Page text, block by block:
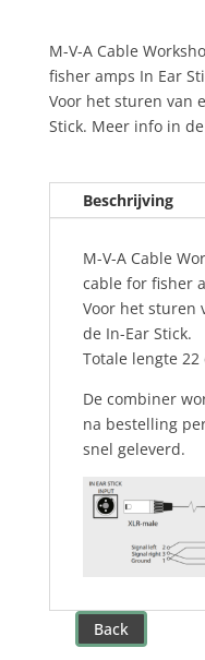
Amps
In
Ear
Stick
M-V-A Cable
fisher amps In Ear
Voor het sturen van
Stick. Meer info in
Beschrijving
M-V-A Cable
cable for fisher
Voor het sturen
de In-Ear Stick.
Totale lengte 22
De combiner
na bestelling
snel geleverd.
Back